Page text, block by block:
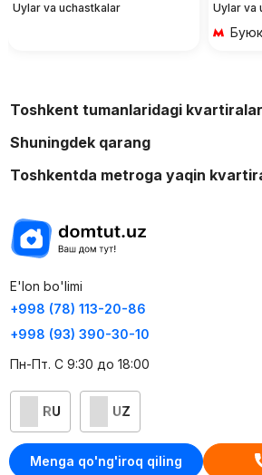
Menga qo'ng'iroq qiling
Uylar va uchastkalar Uylar va
Toshkent tumanlaridagi kvartiralar
Shuningdek qarang
Toshkentda metroga yaqin
E'lon bo'limi
+998 (78) 113-20-86
+998 (93) 390-30-10
Пн-Пт. С 9:30 до 18:00
RU UZ
Kontaktlar